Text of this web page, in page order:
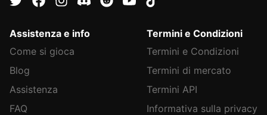
Assistenza e info
Come si gioca
Blog
Assistenza
FAQ
Termini e Condizioni
Termini e Condizioni
Termini di mercato
Termini API
Informativa sulla privacy